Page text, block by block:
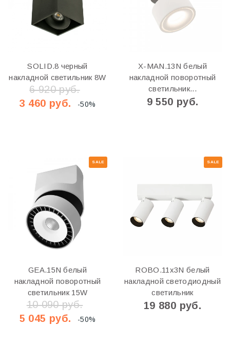
SOLID.8 черный
накладной светильник 8W
6 920 руб.
3 460 руб.
-50%
X-MAN.13N белый
накладной поворотный
светильник...
9 550 руб.
SALE
GEA.15N белый
накладной поворотный
светильник 15W
10 090 руб.
5 045 руб.
-50%
SALE
ROBO.11х3N белый
накладной светодиодный
светильник
19 880 руб.